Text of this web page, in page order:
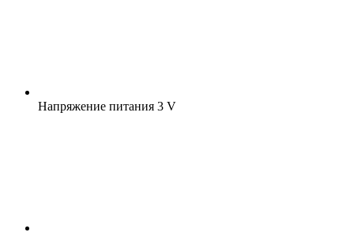
Напряжение питания 3 V